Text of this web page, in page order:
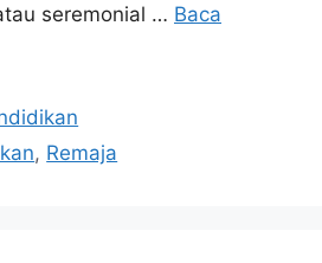
seremonial … Baca
, Remaja